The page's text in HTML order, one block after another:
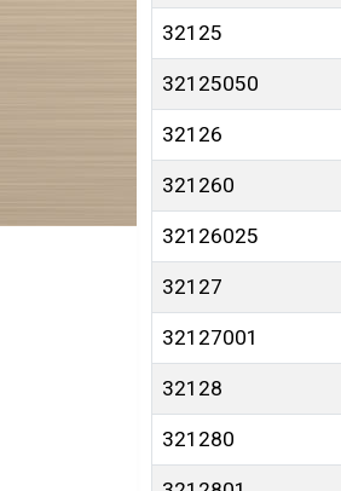
32125
32125050
32126
321260
32126025
32127
32127001
32128
321280